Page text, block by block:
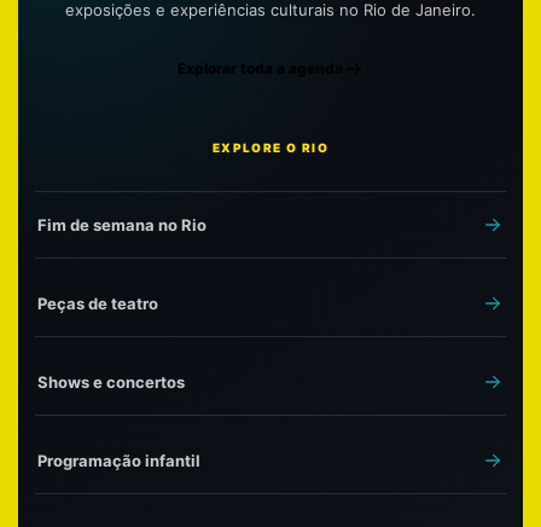
exposições e experiências culturais no Rio de Janeiro.
Explorar toda a agenda
EXPLORE O RIO
Fim de semana no Rio
Peças de teatro
Shows e concertos
Programação infantil